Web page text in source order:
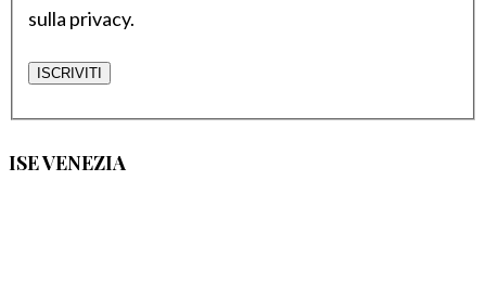
sulla privacy.
ISE VENEZIA